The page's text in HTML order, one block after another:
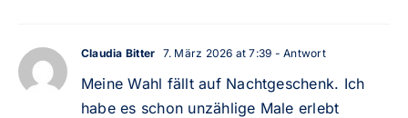
Claudia Bitter 7. März 2026 at 7:39 - Antwort
Meine Wahl fällt auf Nachtgeschenk. Ich
habe es schon unzählige Male erlebt